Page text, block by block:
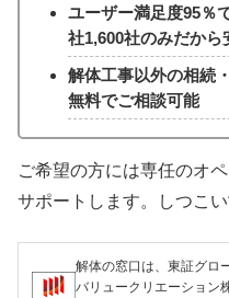
ユーザー満足度95％
社1,600社のみだから
解体工事以外の相続
無料でご相談可能
ご希望の方には専任のオ
サポートします。しつこ
解体の窓口は、東証グロ
バリュークリエーション